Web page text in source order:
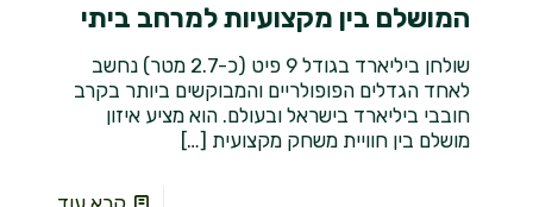
המושלם בין מקצועיות למרחב ביתי
שולחן ביליארד בגודל 9 פיט (כ-2.7 מטר) נחשב
לאחד הגדלים הפופולריים והמבוקשים ביותר בקרב
חובבי ביליארד בישראל ובעולם. הוא מציע איזון
מושלם בין חוויית משחק מקצועית […]